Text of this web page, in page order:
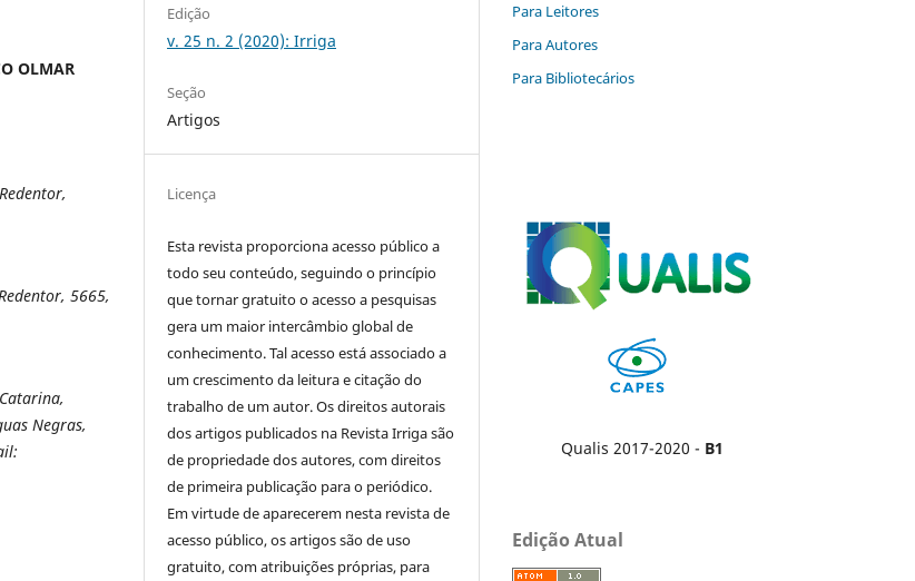
OLMAR
5665,
Negras,
Edição
v. 25 n. 2 (2020): Irriga
Seção
Artigos
Licença
Esta revista proporciona acesso público a
todo seu conteúdo, seguindo o princípio
que tornar gratuito o acesso a pesquisas
gera um maior intercâmbio global de
conhecimento. Tal acesso está associado a
um crescimento da leitura e citação do
trabalho de um autor. Os direitos autorais
dos artigos publicados na Revista Irriga são
de propriedade dos autores, com direitos
de primeira publicação para o periódico.
Em virtude de aparecerem nesta revista de
acesso público, os artigos são de uso
gratuito, com atribuições próprias, para
Para Leitores
Para Autores
Para Bibliotecários
Qualis 2017-2020 - B1
Edição Atual